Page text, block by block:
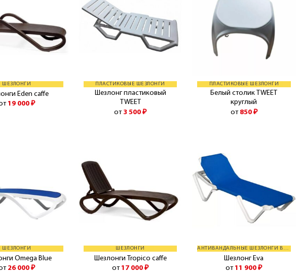
ШЕЗЛОНГИ
Eden caffe
19 000 ₽
ПЛАСТИКОВЫЕ ШЕЗЛОНГИ
Шезлонг пластиковый
TWEET
от 3 500₽
ПЛАСТИКОВЫЕ ШЕЗЛОНГИ
Белый столик TWEET
круглый
от 850 ₽
ШЕЗЛОНГИ
Omega Blue
26 000 ₽
ШЕЗЛОНГИ
Шезлонги Tropico caffe
от 17 000₽
АНТИВАНДАЛЬНЫЕ ШЕЗЛОНГИ BALLIU
Шезлонг Eva
от 11 900₽